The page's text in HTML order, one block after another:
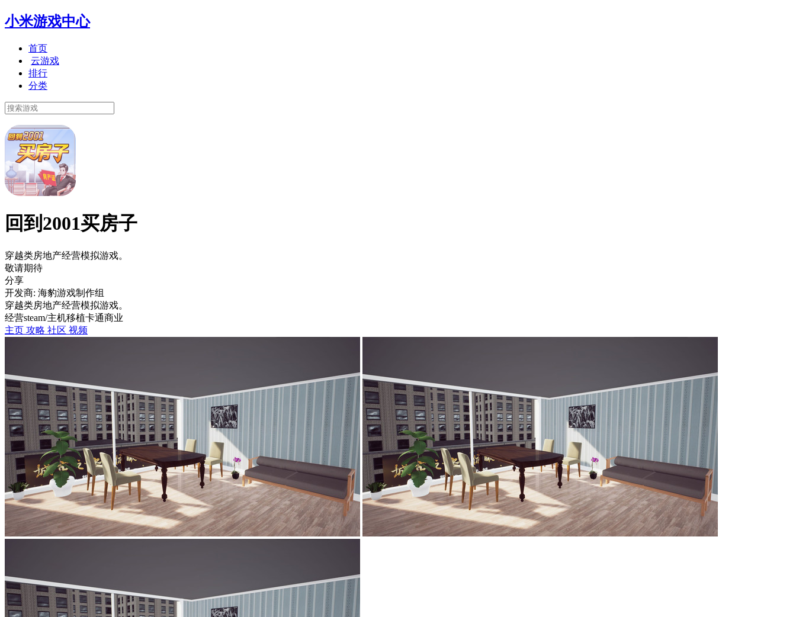
小米游戏中心
首页
云游戏
排行
分类
回到2001买房子
穿越类房地产经营模拟游戏。
敬请期待
分享
开发商: 海豹游戏制作组
穿越类房地产经营模拟游戏。
经营steam/主机移植卡通商业
主页 攻略 社区 视频